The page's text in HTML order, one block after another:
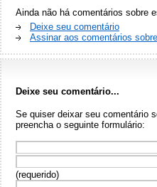
Ainda não há comentários sobre
Deixe seu comentário
Assinar aos comentários
Deixe seu comentário...
Se quiser deixar seu comentário
preencha o seguinte formulário:
(requerido)